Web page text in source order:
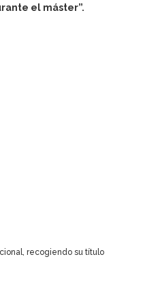
el máster”.
recogiendo su título